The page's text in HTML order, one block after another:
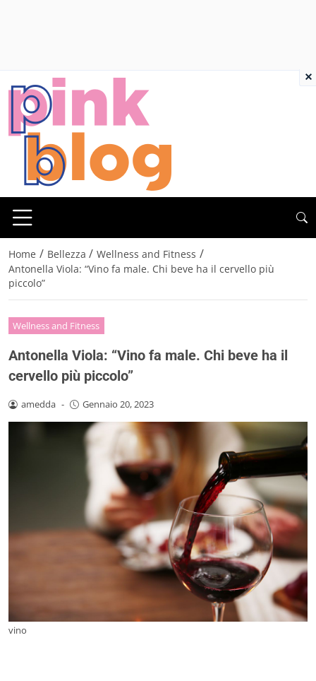
Home / Bellezza / Wellness and Fitness /
Antonella Viola: “Vino fa male. Chi beve ha il cervello più
piccolo”
Wellness and Fitness
Antonella Viola: “Vino fa male. Chi beve ha il
cervello più piccolo”
amedda - Gennaio 20, 2023
vino
×